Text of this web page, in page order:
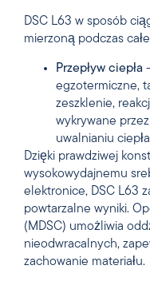
DSC L63 w sposób
mierzoną podczas
Przepływ ciepła
egzotermiczne,
zeszklenie,
wykrywane
uwalnianiu
Dzięki prawdziwej
wysokowydajnemu
elektronice, DSC L63
powtarzalne wyniki.
(MDSC) umożliwia
nieodwracalnych,
zachowanie materiału.